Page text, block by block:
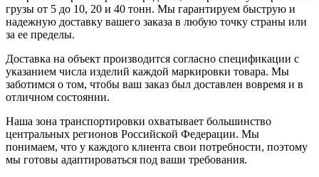
грузы от 5 до 10, 20 и 40 тонн. Мы гарантируем быструю и
надежную доставку вашего заказа в любую точку страны или
за ее пределы.
Доставка на объект производится согласно спецификации с
указанием числа изделий каждой маркировки товара. Мы
заботимся о том, чтобы ваш заказ был доставлен вовремя и в
отличном состоянии.
Наша зона транспортировки охватывает большинство
центральных регионов Российской Федерации. Мы
понимаем, что у каждого клиента свои потребности, поэтому
мы готовы адаптироваться под ваши требования.